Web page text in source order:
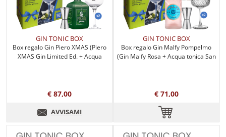
GIN TONIC BOX
Box regalo Gin Piero XMAS (Piero
XMAS Gin Limited Ed. + Acqua
€ 87,00
AVVISAMI
GIN TONIC BOX
Box regalo Gin Malfy Pompelmo
(Gin Malfy Rosa + Acqua tonica San
€ 71,00